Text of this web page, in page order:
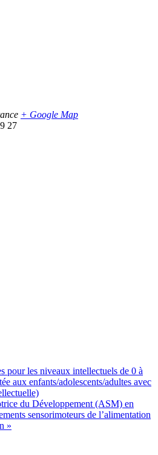
+ Google Map
27
pour les niveaux intellectuels de 0 à
aux enfants/adolescents/adultes avec
du Développement (ASM) en
sensorimoteurs de l’alimentation
»